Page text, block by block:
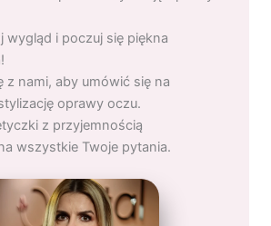
wygląd i poczuj się piękna
z nami, aby umówić się na
oprawy oczu.
z przyjemnością
wszystkie Twoje pytania.